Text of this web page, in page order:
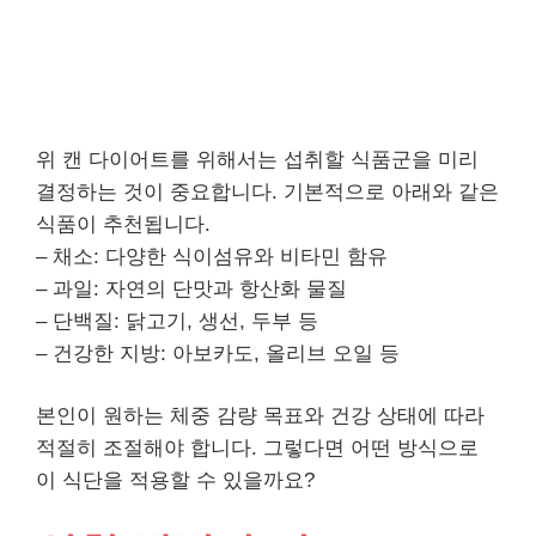
위 캔 다이어트를 위해서는 섭취할 식품군을 미리
결정하는 것이 중요합니다. 기본적으로 아래와 같은
식품이 추천됩니다.
– 채소: 다양한 식이섬유와 비타민 함유
– 과일: 자연의 단맛과 항산화 물질
– 단백질: 닭고기, 생선, 두부 등
– 건강한 지방: 아보카도, 올리브 오일 등
본인이 원하는 체중 감량 목표와 건강 상태에 따라
적절히 조절해야 합니다. 그렇다면 어떤 방식으로
이 식단을 적용할 수 있을까요?